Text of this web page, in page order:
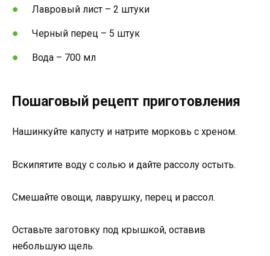
Лавровый лист – 2 штуки
Черный перец – 5 штук
Вода – 700 мл
Пошаговый рецепт приготовления
Нашинкуйте капусту и натрите морковь с хреном.
Вскипятите воду с солью и дайте рассолу остыть.
Смешайте овощи, лаврушку, перец и рассол.
Оставьте заготовку под крышкой, оставив
небольшую щель.